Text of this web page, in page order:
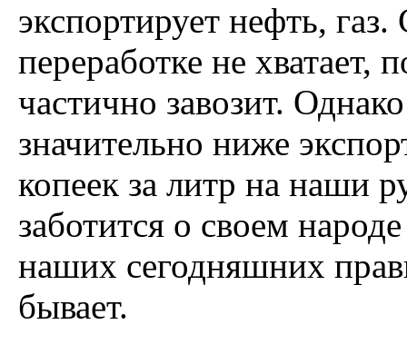
экспортирует нефть,
переработке не хватает,
частично завозит.
значительно ниже
копеек за литр на наши
заботится о своем
наших сегодняшних
бывает.